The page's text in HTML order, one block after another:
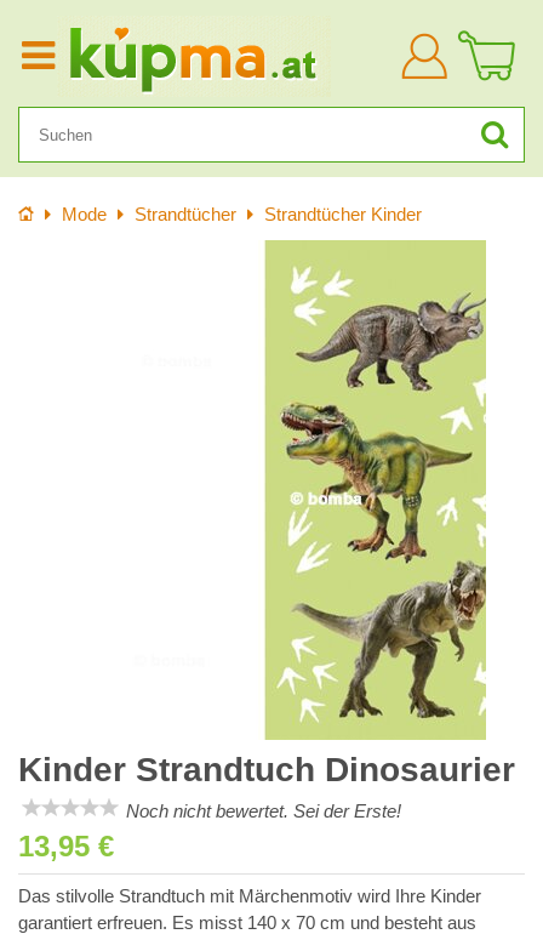
Anmelden
Startseite
Mode Strandtücher Strandtücher Kinder
Kinder Strandtuch Dinosaurier
Noch nicht bewertet. Sei der Erste!
13,95 €
Das stilvolle Strandtuch mit Märchenmotiv wird Ihre Kinder
garantiert erfreuen. Es misst 140 x 70 cm und besteht aus